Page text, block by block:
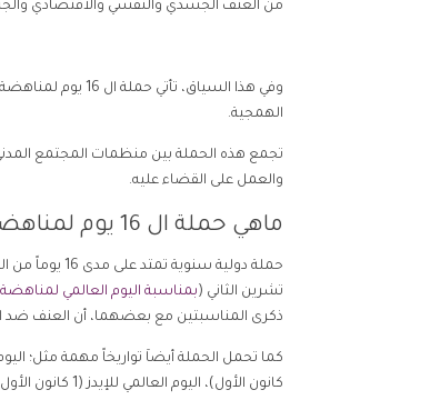
من العنف الجسدي والنفسي والاقتصادي
وفي هذا
الهمجية.
تجمع هذه الحملة بين منظمات المجتمع
والعمل على القضاء عليه.
ماهي حملة ال 16 يوم لمناهضة العنف ضد المرأة ؟
تشرين الثاني (بمناسبة اليوم العالمي
ذكرى المناسبتين مع بعضهما، أن العنف ضد
كانون الأول)، اليوم العالمي للإيدز (1 كانون الأول)، وذكرى مذبحة مونتريال الذي يصادف 6 كانون الأول.